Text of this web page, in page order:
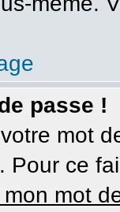
passe !
mot
Pour ce
mot